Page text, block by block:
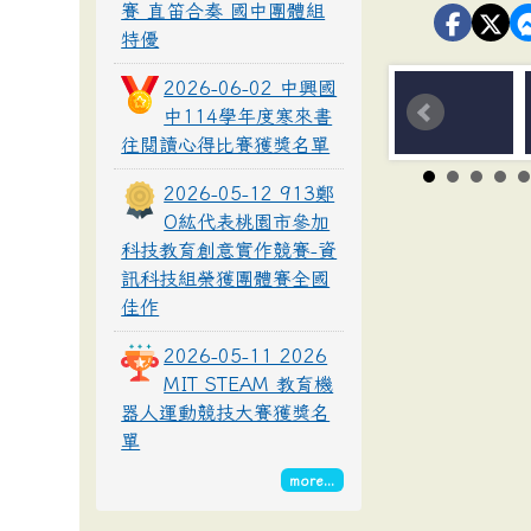
賽 直笛合奏 國中團體組
特優
2026-06-02 中興國
中114學年度寒來書
往閱讀心得比賽獲獎名單
2026-05-12 913鄭
O紘代表桃園市參加
科技教育創意實作競賽-資
訊科技組榮獲團體賽全國
佳作
2026-05-11 2026
MIT STEAM 教育機
器人運動競技大賽獲獎名
單
more...